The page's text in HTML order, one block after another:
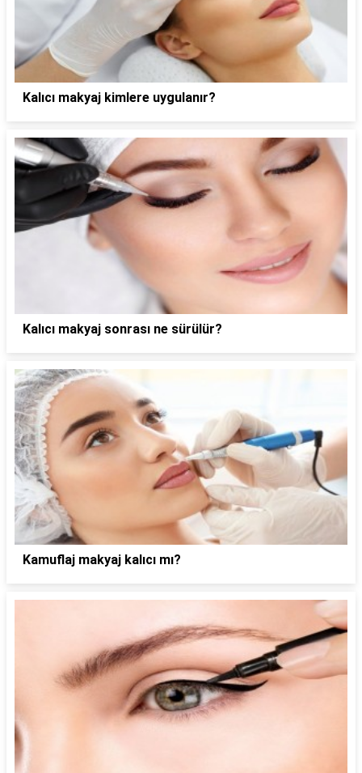
Kalıcı makyaj kimlere uygulanır?
Kalıcı makyaj sonrası ne sürülür?
Kamuflaj makyaj kalıcı mı?